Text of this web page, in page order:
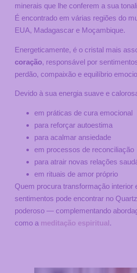
minerais que lhe conferem a sua
É encontrado em várias regiões do
EUA, Madagascar e Moçambique.
Energeticamente, é o cristal mais
coração, responsável por
perdão, compaixão e equilíbrio
Devido à sua energia suave e
em práticas de cura emocional
para reforçar autoestima
para acalmar ansiedade
em processos de reconciliação
para atrair novas relações
em rituais de amor próprio
Quem procura transformação interior
sentimentos pode encontrar no
poderoso — complementando
como a meditação espiritual.